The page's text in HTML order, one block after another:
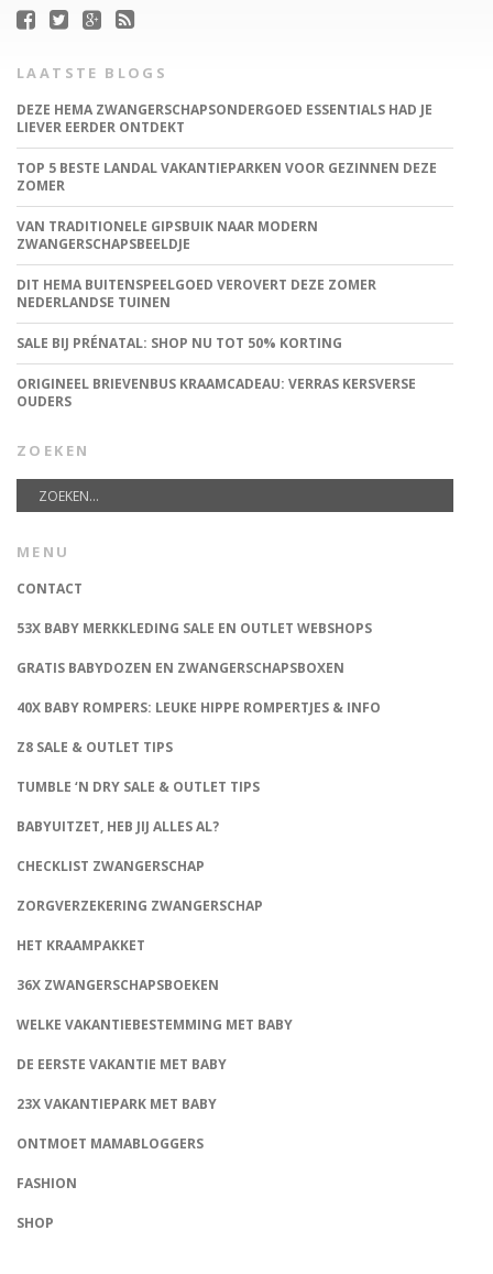
LAATSTE BLOGS
DEZE HEMA ZWANGERSCHAPSONDERGOED ESSENTIALS HAD JE
LIEVER EERDER ONTDEKT
TOP 5 BESTE LANDAL VAKANTIEPARKEN VOOR GEZINNEN DEZE
ZOMER
VAN TRADITIONELE GIPSBUIK NAAR MODERN
ZWANGERSCHAPSBEELDJE
DIT HEMA BUITENSPEELGOED VEROVERT DEZE ZOMER
NEDERLANDSE TUINEN
SALE BIJ PRÉNATAL: SHOP NU TOT 50% KORTING
ORIGINEEL BRIEVENBUS KRAAMCADEAU: VERRAS KERSVERSE
OUDERS
ZOEKEN
MENU
CONTACT
53X BABY MERKKLEDING SALE EN OUTLET WEBSHOPS
GRATIS BABYDOZEN EN ZWANGERSCHAPSBOXEN
40X BABY ROMPERS: LEUKE HIPPE ROMPERTJES & INFO
Z8 SALE & OUTLET TIPS
TUMBLE ‘N DRY SALE & OUTLET TIPS
BABYUITZET, HEB JIJ ALLES AL?
CHECKLIST ZWANGERSCHAP
ZORGVERZEKERING ZWANGERSCHAP
HET KRAAMPAKKET
36X ZWANGERSCHAPSBOEKEN
WELKE VAKANTIEBESTEMMING MET BABY
DE EERSTE VAKANTIE MET BABY
23X VAKANTIEPARK MET BABY
ONTMOET MAMABLOGGERS
FASHION
SHOP